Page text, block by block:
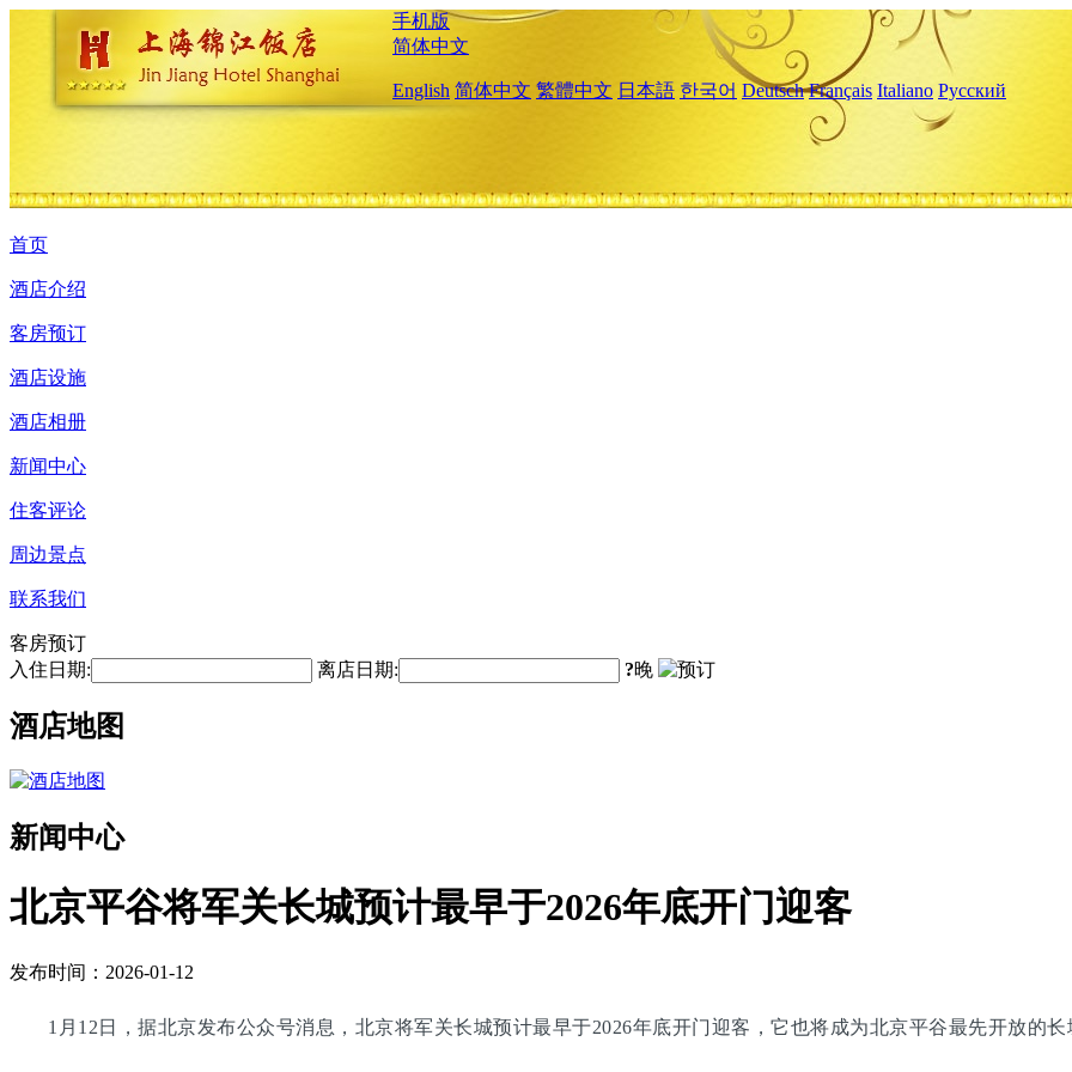
手机版
简体中文
English 简体中文 繁體中文 日本語 한국어 Deutsch Français Italiano Русский
首页
酒店介绍
客房预订
酒店设施
酒店相册
新闻中心
住客评论
周边景点
联系我们
客房预订
入住日期:
离店日期: ?晚
酒店地图
新闻中心
北京平谷将军关长城预计最早于2026年底开门迎客
发布时间：2026-01-12
1月12日，据北京发布公众号消息，北京将军关长城预计最早于2026年底开门迎客，它也将成为北京平谷最先开放的长